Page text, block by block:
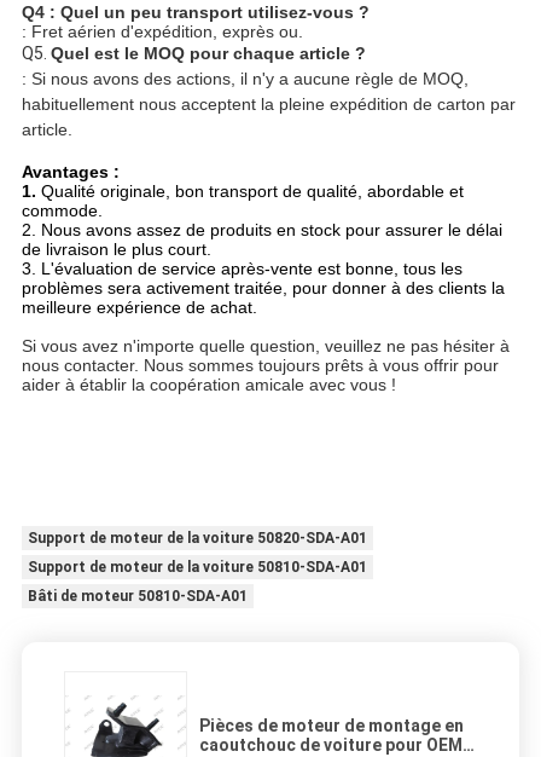
Q4 : Quel un peu transport utilisez-vous ?
: Fret aérien d'expédition, exprès ou.
Q5. Quel est le MOQ pour chaque article ?
: Si nous avons des actions, il n'y a aucune règle de MOQ,
habituellement nous acceptent la pleine expédition de carton par
article.
Avantages :
1. Qualité originale, bon transport de qualité, abordable et
commode.
2. Nous avons assez de produits en stock pour assurer le délai
de livraison le plus court.
3. L'évaluation de service après-vente est bonne, tous les
problèmes sera activement traitée, pour donner à des clients la
meilleure expérience de achat.
Si vous avez n'importe quelle question, veuillez ne pas hésiter à
nous contacter. Nous sommes toujours prêts à vous offrir pour
aider à établir la coopération amicale avec vous !
Support de moteur de la voiture 50820-SDA-A01
Support de moteur de la voiture 50810-SDA-A01
Bâti de moteur 50810-SDA-A01
Pièces de moteur de montage en
caoutchouc de voiture pour OEM